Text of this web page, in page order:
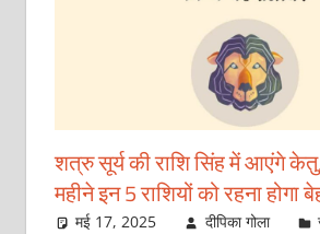
–
शत्रु सूर्य की राशि सिंह में आएंगे
महीने इन 5 राशियों को रहना होगा
मई 17, 2025 दीपिका गोला